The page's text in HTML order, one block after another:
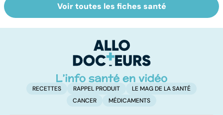
Peut-on soigner
les acouphènes ?
Surdité brusque :
quand une oreille
Voir toutes les fiches santé
RECETTES RAPPEL PRODUIT
LE MAG DE LA SANTÉ
CANCER
MÉDICAMENTS